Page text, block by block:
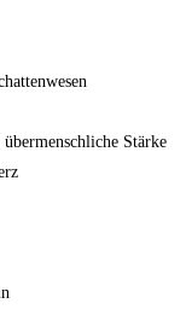
Stärke